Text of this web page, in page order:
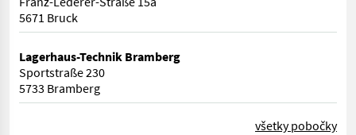
5671 Bruck
Lagerhaus-Technik Bramberg
Sportstraße 230
5733 Bramberg
všetky pobočky